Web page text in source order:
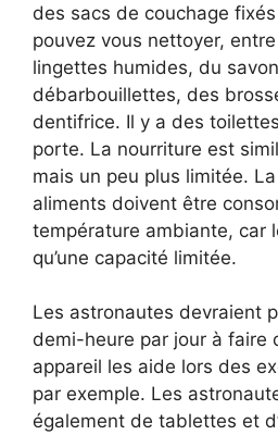
des sacs de couchage
pouvez vous nettoyer,
lingettes humides, du
débarbouillettes, des
dentifrice. Il y a des
porte. La nourriture est
mais un peu plus limitée.
aliments doivent être
température ambiante, car
qu’une capacité limitée.
Les astronautes devraient
demi-heure par jour à faire
appareil les aide lors des
par exemple. Les
également de tablettes et